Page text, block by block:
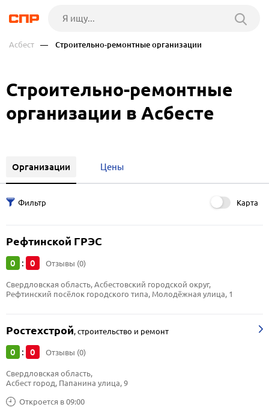
Асбест — Строительно-ремонтные организации
Строительно-ремонтные
организации в Асбесте
Организации Цены
Карта
Рефтинской ГРЭС
0 : 0 Отзывы (0)
Свердловская область, Асбестовский городской округ,
Рефтинский посёлок городского типа, Молодёжная улица, 1
Ростехстрой,строительство и ремонт
0 : 0 Отзывы (0)
Откроется в 09:00
Свердловская область,
Асбест город, Папанина улица, 9